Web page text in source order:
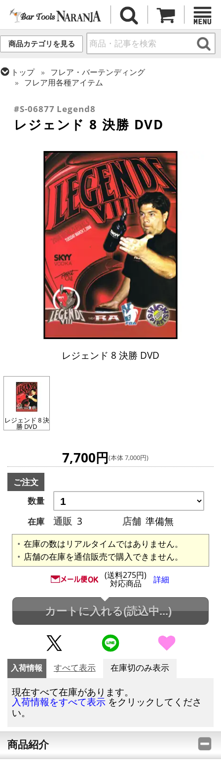
商品カテゴリを見る
トップ
フレア・バーテンディング
フレア用各種アイテム
#S-06877 Legend8
レジェンド 8 決勝 DVD
レジェンド 8 決勝 DVD
レジェンド 8 決
勝 DVD
7,700円(本体 7,000円)
ご注文
数量
在庫
通販 3 店舗 準備無
在庫の数はリアルタイムではありません。
店舗の在庫を通信販売で購入できません。
(送料275円)
対応商品 詳細
カートに入れる(読込中...)
入荷情報 すべて表示 在庫切のみ表示
現在すべて在庫があります。
入荷情報をすべて表示 をクリックしてくださ
い。
商品紹介